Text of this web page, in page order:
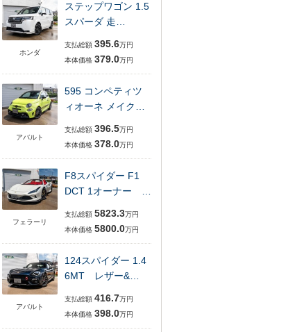
ホンダ
ステップワゴン 1.5
スパーダ 走…
支払総額 395.6万円
本体価格 379.0万円
アバルト
595 コンペティツ
ィオーネ メイク…
支払総額 396.5万円
本体価格 378.0万円
フェラーリ
F8スパイダー F1
DCT 1オーナー …
支払総額 5823.3万円
本体価格 5800.0万円
アバルト
124スパイダー 1.4
6MT レザー&…
支払総額 416.7万円
本体価格 398.0万円